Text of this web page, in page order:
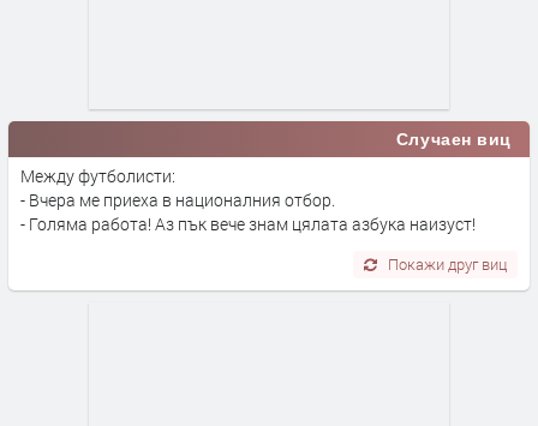
Случаен виц
Между футболисти:
- Вчера ме приеха в националния отбор.
- Голяма работа! Аз пък вече знам цялата азбука наизуст!
Покажи друг виц